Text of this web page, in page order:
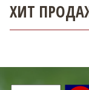
ХИТ